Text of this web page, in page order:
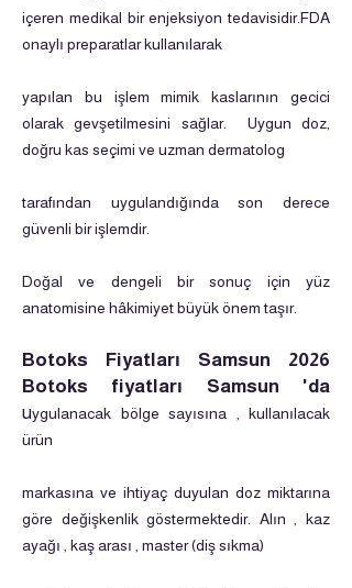
içeren medikal bir enjeksiyon tedavisidir.FDA
onaylı preparatlar kullanılarak
yapılan bu işlem mimik kaslarının gecici
olarak gevşetilmesini sağlar. Uygun doz,
doğru kas seçimi ve uzman dermatolog
tarafından uygulandığında son derece
güvenli bir işlemdir.
Doğal ve dengeli bir sonuç için yüz
anatomisine hâkimiyet büyük önem taşır.
Botoks Fiyatları Samsun 2026
Botoks fiyatları Samsun 'da
uygulanacak bölge sayısına , kullanılacak
ürün
markasına ve ihtiyaç duyulan doz miktarına
göre değişkenlik göstermektedir. Alın , kaz
ayağı , kaş arası , master (diş sıkma)